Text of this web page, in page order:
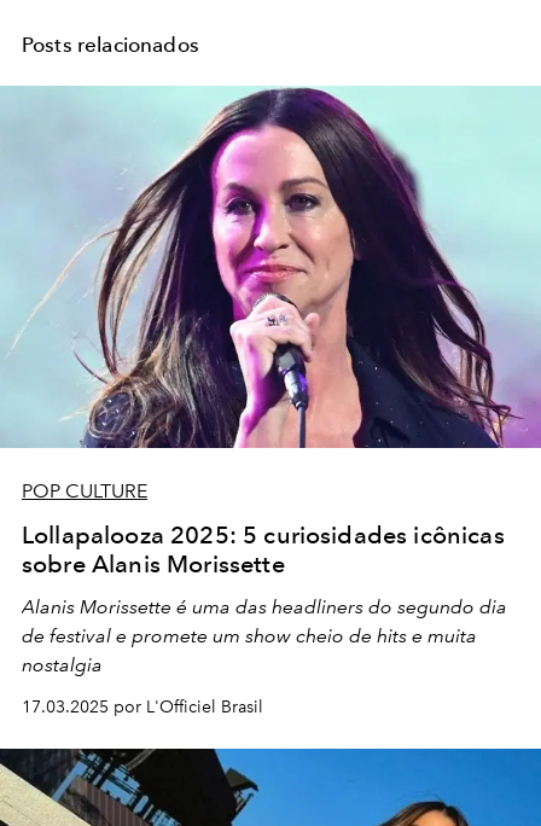
Posts relacionados
POP CULTURE
Lollapalooza 2025: 5 curiosidades icônicas
sobre Alanis Morissette
Alanis Morissette é uma das headliners do segundo dia
de festival e promete um show cheio de hits e muita
nostalgia
17.03.2025 por L'Officiel Brasil